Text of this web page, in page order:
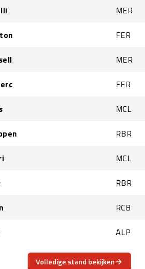
MER
FER
MER
FER
MCL
RBR
MCL
RBR
RCB
ALP
Volledige stand bekijken